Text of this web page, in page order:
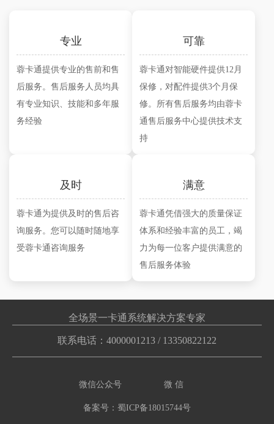
专业
蓉卡通提供专业的售前和售
后服务。售后服务人员均具
有专业知识、技能和多年服
务经验
可靠
蓉卡通对智能硬件提供12月
保修，对配件提供3个月保
修。所有售后服务均由蓉卡
通售后服务中心提供技术支
持
及时
蓉卡通为提供及时的售后咨
询服务。您可以随时随地享
受蓉卡通咨询服务
满意
蓉卡通凭借强大的质量保证
体系和经验丰富的员工，竭
力为每一位客户提供满意的
售后服务体验
全场景一卡通系统解决方案专家
联系电话： 4000001213 / 13350822122
微信公众号 微 信
备案号：蜀ICP备18015744号